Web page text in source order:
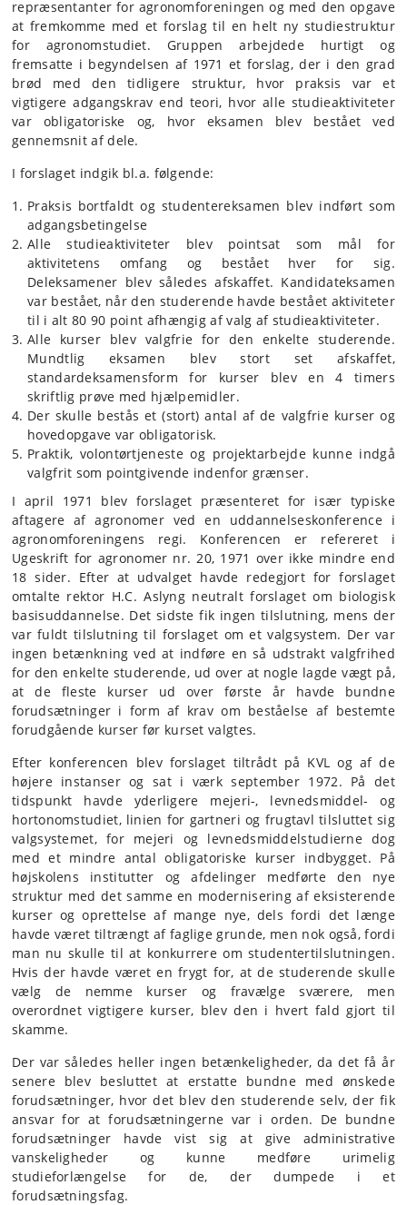
repræsentanter for agronomforeningen og med den opgave
at fremkomme med et forslag til en helt ny studiestruktur
for agronomstudiet. Gruppen arbejdede hurtigt og
fremsatte i begyndelsen af 1971 et forslag, der i den grad
brød med den tidligere struktur, hvor praksis var et
vigtigere adgangskrav end teori, hvor alle studieaktiviteter
var obligatoriske og, hvor eksamen blev bestået ved
gennemsnit af dele.
I forslaget indgik bl.a. følgende:
Praksis bortfaldt og studentereksamen blev indført som
adgangsbetingelse
Alle studieaktiviteter blev pointsat som mål for
aktivitetens omfang og bestået hver for sig.
Deleksamener blev således afskaffet. Kandidateksamen
var bestået, når den studerende havde bestået aktiviteter
til i alt 80 90 point afhængig af valg af studieaktiviteter.
Alle kurser blev valgfrie for den enkelte studerende.
Mundtlig eksamen blev stort set afskaffet,
standardeksamensform for kurser blev en 4 timers
skriftlig prøve med hjælpemidler.
Der skulle bestås et (stort) antal af de valgfrie kurser og
hovedopgave var obligatorisk.
Praktik, volontørtjeneste og projektarbejde kunne indgå
valgfrit som pointgivende indenfor grænser.
I april 1971 blev forslaget præsenteret for især typiske
aftagere af agronomer ved en uddannelseskonference i
agronomforeningens regi. Konferencen er refereret i
Ugeskrift for agronomer nr. 20, 1971 over ikke mindre end
18 sider. Efter at udvalget havde redegjort for forslaget
omtalte rektor H.C. Aslyng neutralt forslaget om biologisk
basisuddannelse. Det sidste fik ingen tilslutning, mens der
var fuldt tilslutning til forslaget om et valgsystem. Der var
ingen betænkning ved at indføre en så udstrakt valgfrihed
for den enkelte studerende, ud over at nogle lagde vægt på,
at de fleste kurser ud over første år havde bundne
forudsætninger i form af krav om beståelse af bestemte
forudgående kurser før kurset valgtes.
Efter konferencen blev forslaget tiltrådt på KVL og af de
højere instanser og sat i værk september 1972. På det
tidspunkt havde yderligere mejeri-, levnedsmiddel- og
hortonomstudiet, linien for gartneri og frugtavl tilsluttet sig
valgsystemet, for mejeri og levnedsmiddelstudierne dog
med et mindre antal obligatoriske kurser indbygget. På
højskolens institutter og afdelinger medførte den nye
struktur med det samme en modernisering af eksisterende
kurser og oprettelse af mange nye, dels fordi det længe
havde været tiltrængt af faglige grunde, men nok også, fordi
man nu skulle til at konkurrere om studentertilslutningen.
Hvis der havde været en frygt for, at de studerende skulle
vælg de nemme kurser og fravælge sværere, men
overordnet vigtigere kurser, blev den i hvert fald gjort til
skamme.
Der var således heller ingen betænkeligheder, da det få år
senere blev besluttet at erstatte bundne med ønskede
forudsætninger, hvor det blev den studerende selv, der fik
ansvar for at forudsætningerne var i orden. De bundne
forudsætninger havde vist sig at give administrative
vanskeligheder og kunne medføre urimelig
studieforlængelse for de, der dumpede i et
forudsætningsfag.